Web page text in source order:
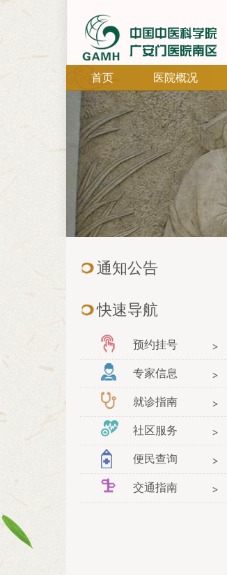
首页 医院概况
通知公告
快速导航
预约挂号
专家信息
就诊指南
社区服务
便民查询
交通指南